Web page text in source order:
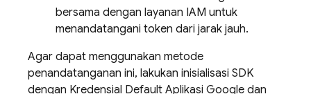
bersama dengan layanan IAM untuk
menandatangani token dari jarak jauh.
Agar dapat menggunakan metode
penandatanganan ini, lakukan inisialisasi SDK
dengan Kredensial Default Aplikasi Google dan